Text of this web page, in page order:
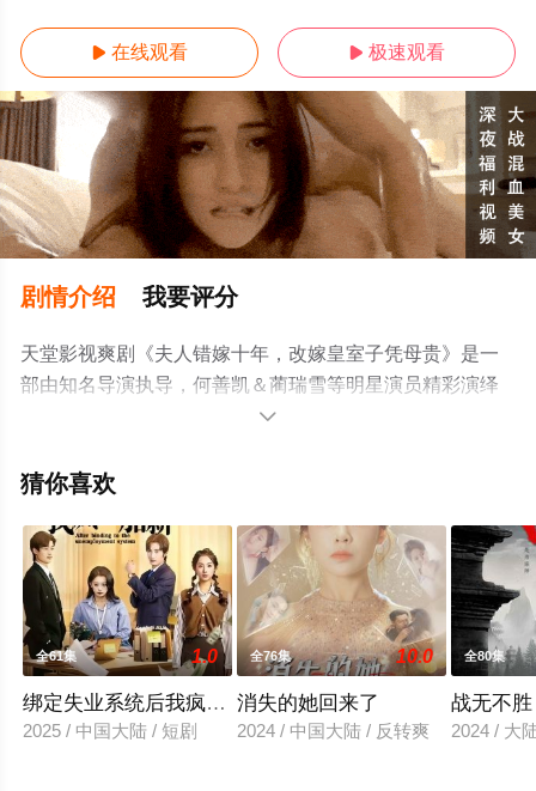
 在线观看  极速观看
剧情介绍 我要评分
天堂影视爽剧《夫人错嫁十年，改嫁皇室子凭母贵》是一
部由知名导演执导，何善凯＆蔺瑞雪等明星演员精彩演绎
的中国大陆电视剧，大结局剧情已揭晓（全67集），手机
更多相关信息可移步至豆瓣电视剧、电视猫或剧情网等平

猜你喜欢
全61集 1.0
绑定失业系统后我疯狂加薪
2025 / 中国大陆 / 短剧
全76集 10.0
消失的她回来了
2024 / 中国大陆 / 反转爽
全80集
战无不胜
2024 / 大